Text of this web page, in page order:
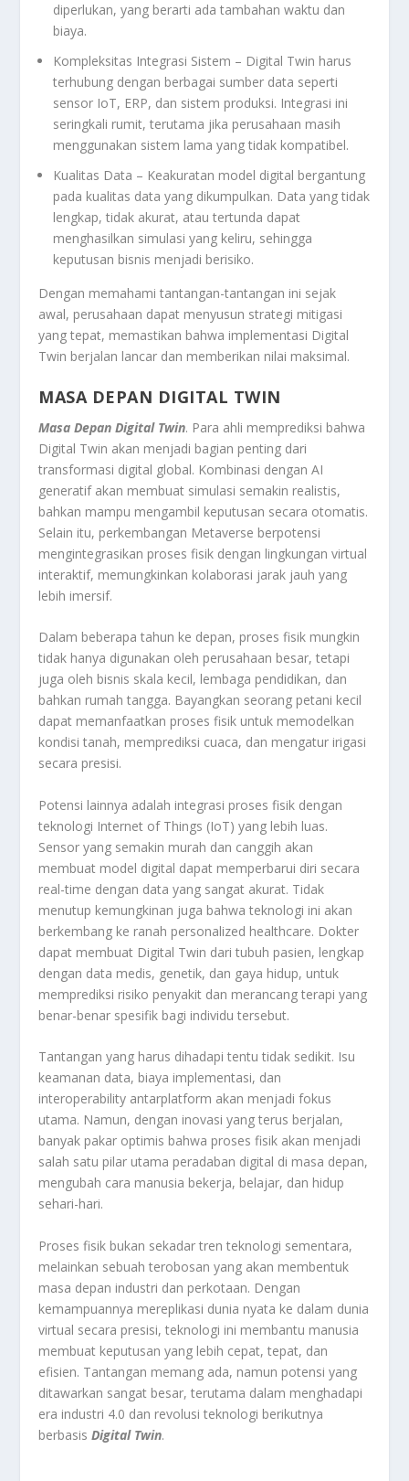
diperlukan, yang berarti ada tambahan waktu dan
biaya.
Kompleksitas Integrasi Sistem – Digital Twin harus
terhubung dengan berbagai sumber data seperti
sensor IoT, ERP, dan sistem produksi. Integrasi ini
seringkali rumit, terutama jika perusahaan masih
menggunakan sistem lama yang tidak kompatibel.
Kualitas Data – Keakuratan model digital bergantung
pada kualitas data yang dikumpulkan. Data yang tidak
lengkap, tidak akurat, atau tertunda dapat
menghasilkan simulasi yang keliru, sehingga
keputusan bisnis menjadi berisiko.
Dengan memahami tantangan-tantangan ini sejak
awal, perusahaan dapat menyusun strategi mitigasi
yang tepat, memastikan bahwa implementasi Digital
Twin berjalan lancar dan memberikan nilai maksimal.
MASA DEPAN DIGITAL TWIN
Masa Depan Digital Twin. Para ahli memprediksi bahwa
Digital Twin akan menjadi bagian penting dari
transformasi digital global. Kombinasi dengan AI
generatif akan membuat simulasi semakin realistis,
bahkan mampu mengambil keputusan secara otomatis.
Selain itu, perkembangan Metaverse berpotensi
mengintegrasikan proses fisik dengan lingkungan virtual
interaktif, memungkinkan kolaborasi jarak jauh yang
lebih imersif.
Dalam beberapa tahun ke depan, proses fisik mungkin
tidak hanya digunakan oleh perusahaan besar, tetapi
juga oleh bisnis skala kecil, lembaga pendidikan, dan
bahkan rumah tangga. Bayangkan seorang petani kecil
dapat memanfaatkan proses fisik untuk memodelkan
kondisi tanah, memprediksi cuaca, dan mengatur irigasi
secara presisi.
Potensi lainnya adalah integrasi proses fisik dengan
teknologi Internet of Things (IoT) yang lebih luas.
Sensor yang semakin murah dan canggih akan
membuat model digital dapat memperbarui diri secara
real-time dengan data yang sangat akurat. Tidak
menutup kemungkinan juga bahwa teknologi ini akan
berkembang ke ranah personalized healthcare. Dokter
dapat membuat Digital Twin dari tubuh pasien, lengkap
dengan data medis, genetik, dan gaya hidup, untuk
memprediksi risiko penyakit dan merancang terapi yang
benar-benar spesifik bagi individu tersebut.
Tantangan yang harus dihadapi tentu tidak sedikit. Isu
keamanan data, biaya implementasi, dan
interoperability antarplatform akan menjadi fokus
utama. Namun, dengan inovasi yang terus berjalan,
banyak pakar optimis bahwa proses fisik akan menjadi
salah satu pilar utama peradaban digital di masa depan,
mengubah cara manusia bekerja, belajar, dan hidup
sehari-hari.
Proses fisik bukan sekadar tren teknologi sementara,
melainkan sebuah terobosan yang akan membentuk
masa depan industri dan perkotaan. Dengan
kemampuannya mereplikasi dunia nyata ke dalam dunia
virtual secara presisi, teknologi ini membantu manusia
membuat keputusan yang lebih cepat, tepat, dan
efisien. Tantangan memang ada, namun potensi yang
ditawarkan sangat besar, terutama dalam menghadapi
era industri 4.0 dan revolusi teknologi berikutnya
berbasisDigital Twin.